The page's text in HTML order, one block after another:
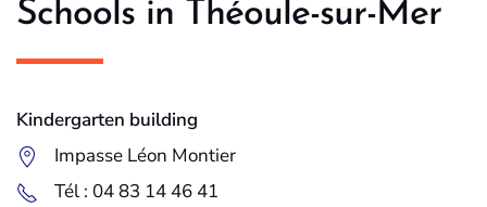
Schools in Théoule-sur-Mer
Kindergarten building
Impasse Léon Montier
Tél : 04 83 14 46 41